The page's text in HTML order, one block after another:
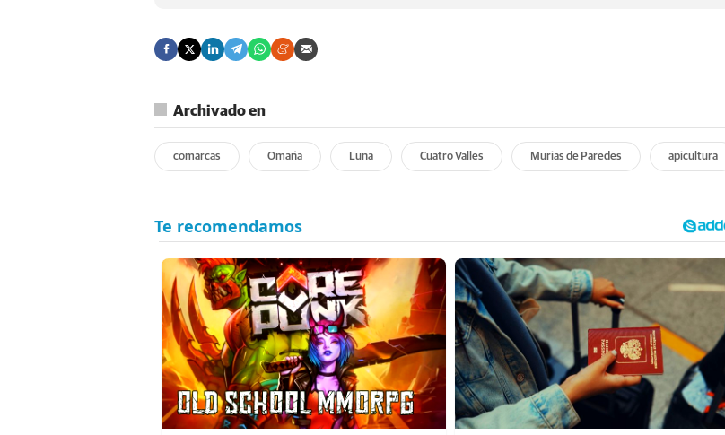
Archivado en
comarcas Omaña Luna Cuatro Valles Murias de Paredes apicultura